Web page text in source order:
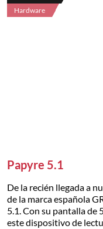
Hardware
Papyre 5.1
De la recién llegada a
de la marca española
5.1. Con su pantalla de
este dispositivo de